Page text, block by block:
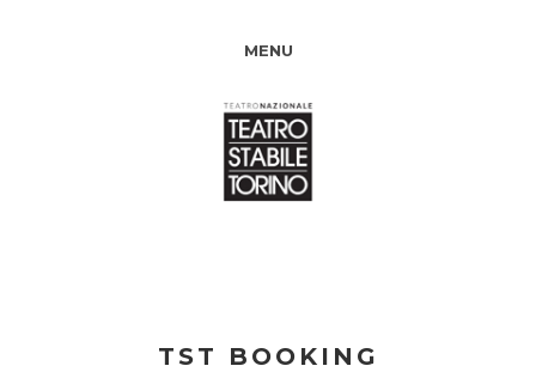
MENU
TST BOOKING